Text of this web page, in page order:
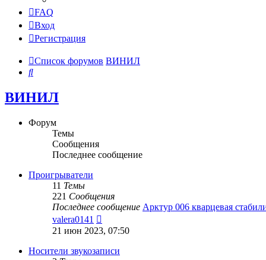
FAQ
Вход
Регистрация
Список форумов ВИНИЛ
Поиск
ВИНИЛ
Форум
Темы
Сообщения
Последнее сообщение
Проигрыватели
11 Темы
221 Сообщения
Последнее сообщение Арктур 006 кварцевая
valera0141
к
последнему
сообщению
21 июн 2023, 07:50
Носители звукозаписи